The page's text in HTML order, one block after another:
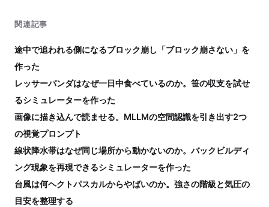
関連記事
途中で追われる側になるブロック崩し「ブロック崩さない」を
作った
レッサーパンダはなぜ一日中食べているのか。笹の収支を試せ
るシミュレーターを作った
画像に描き込んで読ませる。MLLMの空間認識を引き出す2つ
の視覚プロンプト
線状降水帯はなぜ同じ場所から動かないのか。バックビルディ
ング現象を再現できるシミュレーターを作った
台風は何ヘクトパスカルからやばいのか。強さの階級と気圧の
目安を整理する